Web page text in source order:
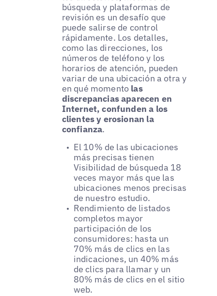
búsqueda y plataformas de
revisión es un desafío que
puede salirse de control
rápidamente. Los detalles,
como las direcciones, los
números de teléfono y los
horarios de atención, pueden
variar de una ubicación a otra y
en qué momento las
discrepancias aparecen en
Internet, confunden a los
clientes y erosionan la
confianza.
El 10% de las ubicaciones
más precisas tienen
Visibilidad de búsqueda 18
veces mayor más que las
ubicaciones menos precisas
de nuestro estudio.
Rendimiento de listados
completos mayor
participación de los
consumidores: hasta un
70% más de clics en las
indicaciones, un 40% más
de clics para llamar y un
80% más de clics en el sitio
web.